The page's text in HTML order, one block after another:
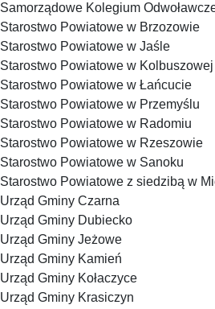
Samorządowe Kolegium
Starostwo Powiatowe w Brzozowie
Starostwo Powiatowe w Jaśle
Starostwo Powiatowe w Kolbuszowej
Starostwo Powiatowe w Łańcucie
Starostwo Powiatowe w Przemyślu
Starostwo Powiatowe w Radomiu
Starostwo Powiatowe w Rzeszowie
Starostwo Powiatowe w Sanoku
Starostwo Powiatowe z siedzibą w
Urząd Gminy Czarna
Urząd Gminy Dubiecko
Urząd Gminy Jeżowe
Urząd Gminy Kamień
Urząd Gminy Kołaczyce
Urząd Gminy Krasiczyn